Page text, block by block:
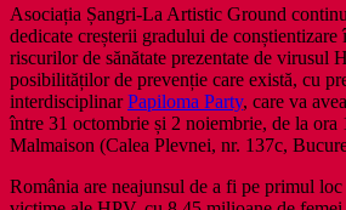
Asociația Șangri-La Artistic Ground
dedicate creșterii gradului de
riscurilor de sănătate prezentate de virusul
posibilităților de prevenție care există, cu
interdisciplinarPapiloma Party, care va
între 31 octombrie și 2 noiembrie, de la ora
Malmaison (Calea Plevnei, nr. 137c,
România are neajunsul de a fi pe primul